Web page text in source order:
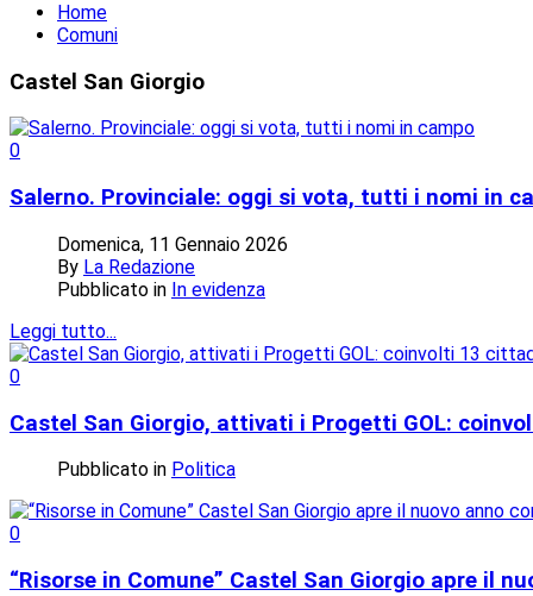
Home
Comuni
Castel San Giorgio
0
Salerno. Provinciale: oggi si vota, tutti i nomi in
Domenica, 11 Gennaio 2026
By La Redazione
Pubblicato in In evidenza
Leggi tutto...
0
Castel San Giorgio, attivati i Progetti GOL:
Pubblicato in Politica
0
“Risorse in Comune” Castel San Giorgio apre il